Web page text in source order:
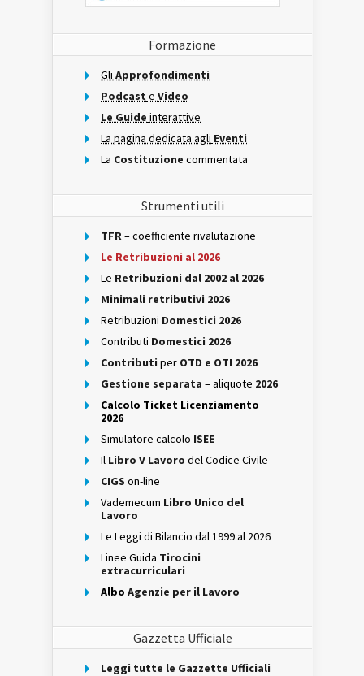
Formazione
Gli Approfondimenti
Podcast e Video
Le Guide interattive
La pagina dedicata agli Eventi
La Costituzione commentata
Strumenti utili
TFR– coefficiente rivalutazione
Le Retribuzioni al 2026
Le Retribuzioni dal 2002 al 2026
Minimali retributivi 2026
Retribuzioni Domestici 2026
Contributi Domestici 2026
Contributi per OTD e OTI 2026
Gestione separata – aliquote 2026
Calcolo Ticket Licenziamento
2026
Simulatore calcolo ISEE
Il Libro V Lavoro del Codice Civile
CIGS on-line
Vademecum Libro Unico del
Lavoro
Le Leggi di Bilancio dal 1999 al 2026
Linee Guida Tirocini
extracurriculari
Albo Agenzie per il Lavoro
Gazzetta Ufficiale
Leggi tutte le Gazzette Ufficiali